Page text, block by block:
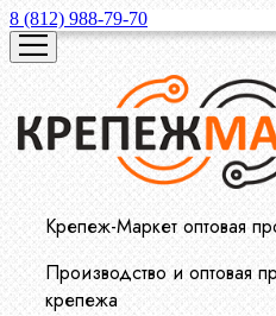
8 (812) 988-79-70
Крепеж-Маркет оптовая
Производство и оптовая
крепежа